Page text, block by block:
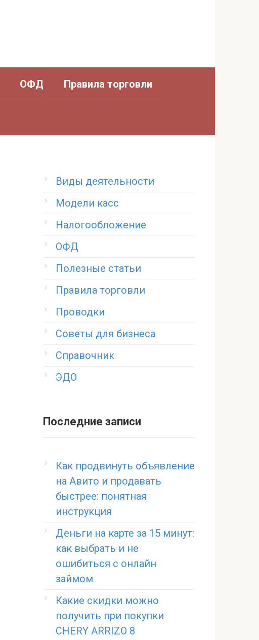
ОФД Правила торговли
Виды деятельности
Модели касс
Налогообложение
ОФД
Полезные статьи
Правила торговли
Проводки
Советы для бизнеса
Справочник
ЭДО
Последние записи
Как продвинуть объявление
на Авито и продавать
быстрее: понятная
инструкция
Деньги на карте за 15 минут:
как выбрать и не
ошибиться с онлайн
займом
Какие скидки можно
получить при покупки
CHERY ARRIZO 8